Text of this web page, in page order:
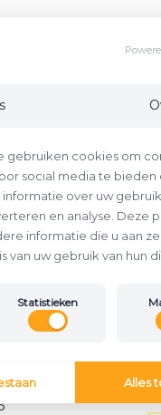
gebruiken cookies om
social media te bieden
over uw
en analyse. Deze
informatie die u aan
uw gebruik van hun
Statistieken
Alles